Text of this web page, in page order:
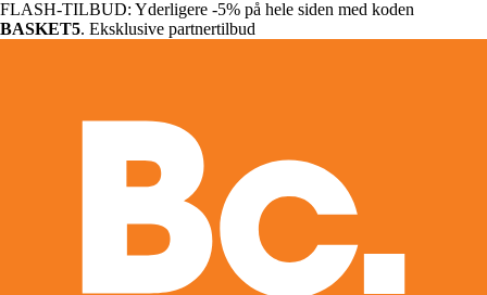
FLASH-TILBUD: Yderligere -5% på hele siden med koden
BASKET5. Eksklusive partnertilbud